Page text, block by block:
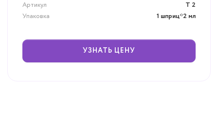
Артикул
Т 2
Упаковка
1 шприц*2 мл
УЗНАТЬ ЦЕНУ